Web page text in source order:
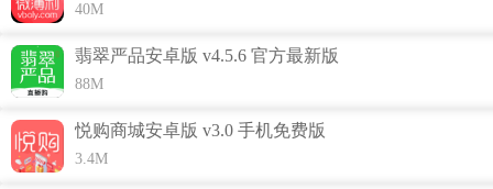
1.帮您发现最热单品+最新预售品
2.浏览海淘攻略，立即就可以看到折扣和福利专场；
3.买得越多，越便宜；
4.商品分类查询，自行选择商品信息就能快速购买；
40M
翡翠严品安卓版 v4.5.6 官方最新版
88M
悦购商城安卓版 v3.0 手机免费版
3.4M